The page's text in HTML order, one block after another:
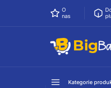
O
nas
Kategorie